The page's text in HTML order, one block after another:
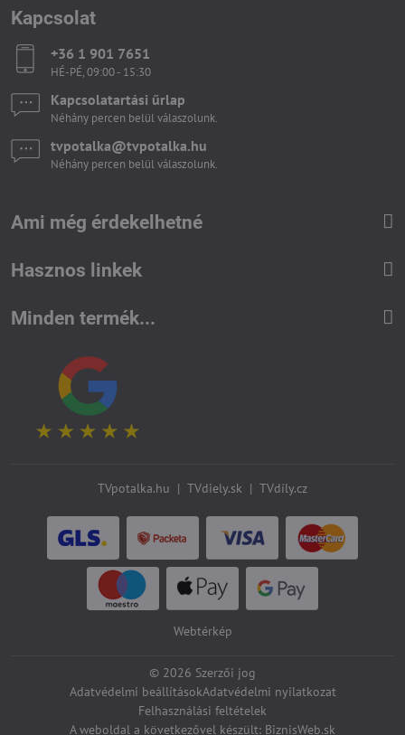
Kapcsolat
+36 1 901 7651
HÉ-PÉ, 09:00 - 15:30
Kapcsolatartási űrlap
Néhány percen belül válaszolunk.
tvpotalka​@tvpotalka​.hu
Néhány percen belül válaszolunk.
Ami még érdekelhetné
Hasznos linkek
Minden termék...
TVpotalka.hu | TVdiely.sk | TVdíly.cz
Webtérkép
© 2026 Szerzői jog
Adatvédelmi beállításokAdatvédelmi nyilatkozat
Felhasználási feltételek
A weboldal a következővel készült: BiznisWeb.sk